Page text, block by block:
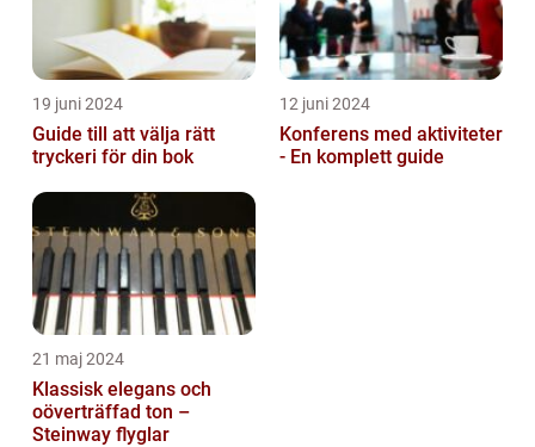
19 juni 2024
Guide till att välja rätt
tryckeri för din bok
12 juni 2024
Konferens med aktiviteter
- En komplett guide
21 maj 2024
Klassisk elegans och
oöverträffad ton –
Steinway flyglar